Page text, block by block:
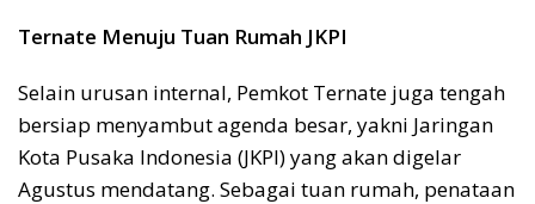
Ternate Menuju Tuan Rumah JKPI
Selain urusan internal, Pemkot Ternate juga tengah
bersiap menyambut agenda besar, yakni Jaringan
Kota Pusaka Indonesia (JKPI) yang akan digelar
Agustus mendatang. Sebagai tuan rumah, penataan